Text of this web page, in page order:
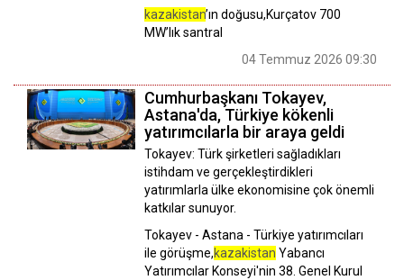
kazakistan’ın doğusu,Kurçatov 700
MW’lık santral
04 Temmuz 2026 09:30
Cumhurbaşkanı Tokayev,
Astana'da, Türkiye kökenli
yatırımcılarla bir araya geldi
Tokayev: Türk şirketleri sağladıkları
istihdam ve gerçekleştirdikleri
yatırımlarla ülke ekonomisine çok önemli
katkılar sunuyor.
Tokayev - Astana - Türkiye yatırımcıları
ile görüşme,kazakistan Yabancı
Yatırımcılar Konseyi'nin 38. Genel Kurul